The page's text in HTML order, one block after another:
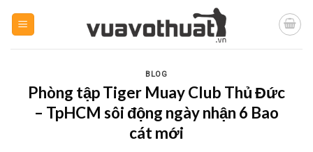
BLOG
Phòng tập Tiger Muay Club Thủ Đức
– TpHCM sôi động ngày nhận 6 Bao
cát mới